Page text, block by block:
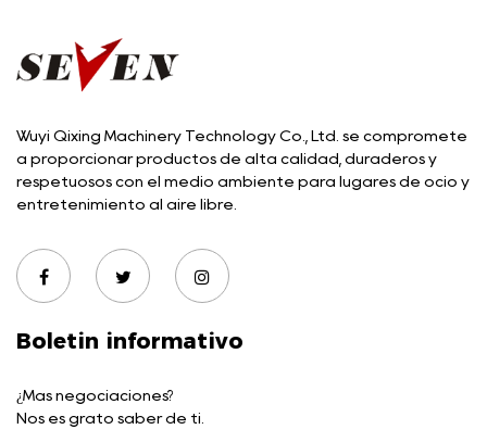
Wuyi Qixing Machinery Technology Co., Ltd. se compromete
a proporcionar productos de alta calidad, duraderos y
respetuosos con el medio ambiente para lugares de ocio y
entretenimiento al aire libre.
Boletin informativo
¿Más negociaciones?
Nos es grato saber de ti.